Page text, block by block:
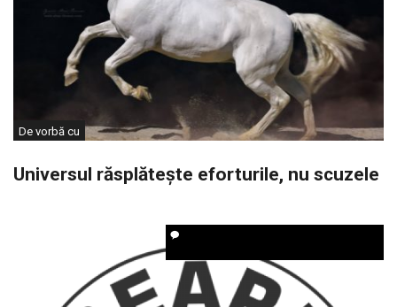
De vorbă cu
Universul răsplătește eforturile, nu scuzele